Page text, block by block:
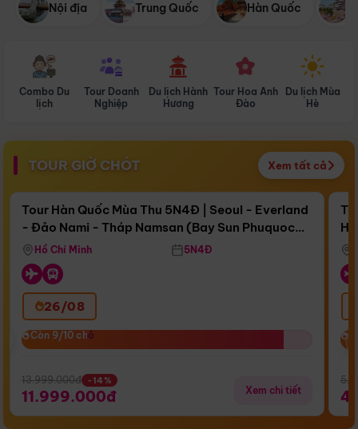
Nội địa Trung Quốc Hàn Quốc
Combo Du
lịch
Tour Doanh
Nghiệp
Du lịch Hành
Hương
Tour Hoa Anh
Đào
Du lịch Mùa
Hè
TOUR GIỜ CHÓT Xem tất cả
Còn16 ngày 17:11:41
Bay Sun Phuquoc Airways
Điểm nổi bật
Tour Hàn Quốc Mùa Thu 5N4Đ | Seoul - Everland
- Đảo Nami - Tháp Namsan (Bay Sun Phuquoc
Airways)
Hồ Chí Minh 5N4Đ
26/08
Còn 9/10 chỗ
Còn 9/10 chỗ
13.999.000đ -14%
11.999.000đ Xem chi tiết